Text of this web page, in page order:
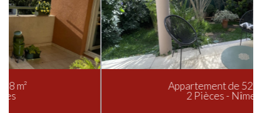
Appartement de 52.75 m²